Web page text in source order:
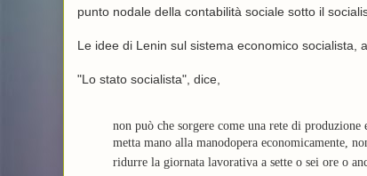
punto nodale della contabilità sociale sotto il
Le idee di Lenin sul sistema economico socialista,
"Lo stato socialista", dice,
non può che sorgere come una rete di produzione
metta mano alla manodopera economicamente,
ridurre la giornata lavorativa a sette o sei ore o